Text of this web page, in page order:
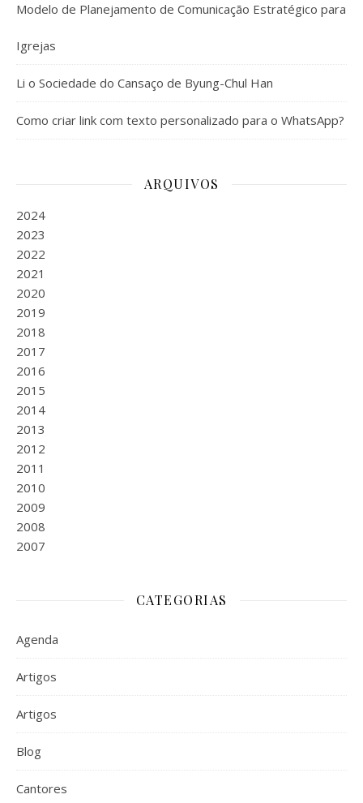
Modelo de Planejamento de Comunicação Estratégico para
Igrejas
Li o Sociedade do Cansaço de Byung-Chul Han
Como criar link com texto personalizado para o WhatsApp?
ARQUIVOS
2024
2023
2022
2021
2020
2019
2018
2017
2016
2015
2014
2013
2012
2011
2010
2009
2008
2007
CATEGORIAS
Agenda
Artigos
Artigos
Blog
Cantores